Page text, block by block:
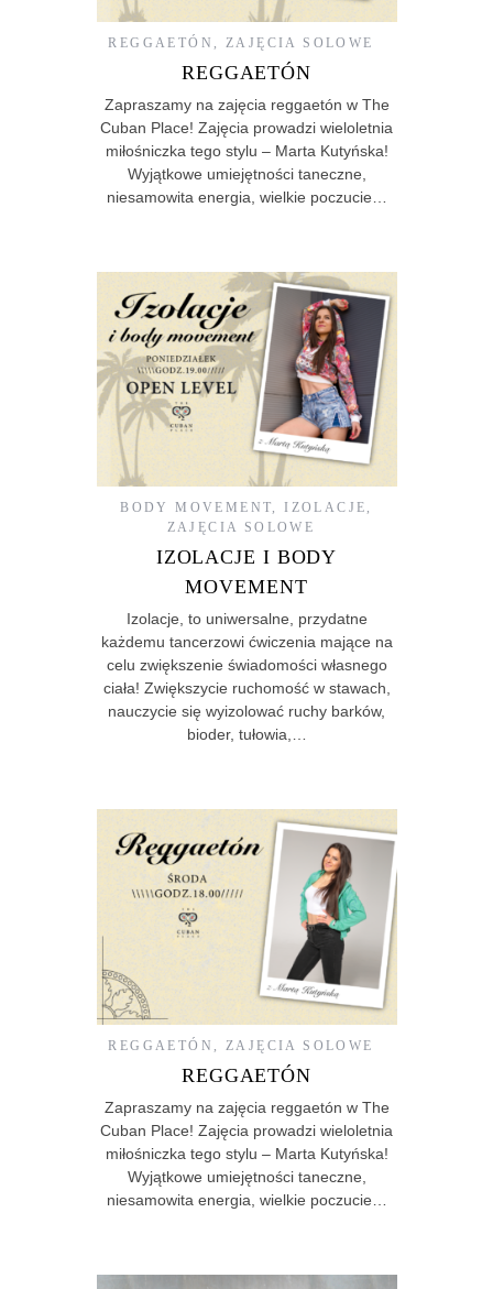
REGGAETÓN , ZAJĘCIA SOLOWE
REGGAETÓN
Zapraszamy na zajęcia reggaetón w The
Cuban Place! Zajęcia prowadzi wieloletnia
miłośniczka tego stylu – Marta Kutyńska!
Wyjątkowe umiejętności taneczne,
niesamowita energia, wielkie poczucie…
BODY MOVEMENT,IZOLACJE ,
ZAJĘCIA SOLOWE
IZOLACJE I BODY
MOVEMENT
Izolacje, to uniwersalne, przydatne
każdemu tancerzowi ćwiczenia mające na
celu zwiększenie świadomości własnego
ciała! Zwiększycie ruchomość w stawach,
nauczycie się wyizolować ruchy barków,
bioder, tułowia,…
REGGAETÓN ZAJĘCIA SOLOWE
REGGAETÓN
Zapraszamy na zajęcia reggaetón w The
Cuban Place! Zajęcia prowadzi wieloletnia
miłośniczka tego stylu – Marta Kutyńska!
Wyjątkowe umiejętności taneczne,
niesamowita energia, wielkie poczucie…